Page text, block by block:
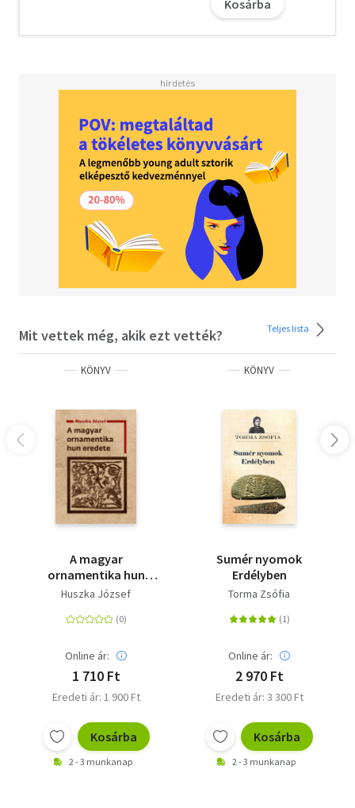
Kosárba
Mit vettek még, akik ezt vették? Teljes lista
KÖNYV
A magyar
ornamentika hun
eredete
Huszka József
Online ár:
1 710 Ft
Eredeti ár: 1 900 Ft
Kosárba
2 - 3 munkanap
KÖNYV
Sumér nyomok
Erdélyben
Torma Zsófia
Online ár:
2 970 Ft
Eredeti ár: 3 300 Ft
Kosárba
2 - 3 munkanap